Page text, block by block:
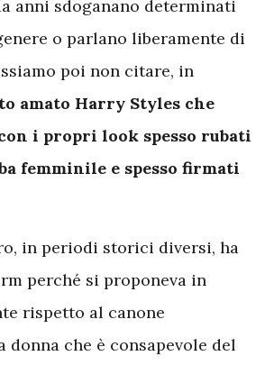
anni sdoganano determinati
o parlano liberamente di
poi non citare, in
amato Harry Styles che
i propri look spesso rubati
femminile e spesso firmati
in periodi storici diversi, ha
perché si proponeva in
rispetto al canone
donna che è consapevole del